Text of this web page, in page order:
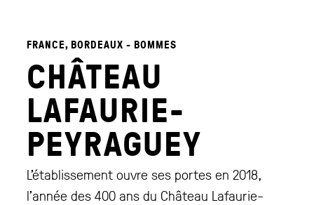
FRANCE, BORDEAUX - BOMMES
CHÂTEAU
LAFAURIE-
PEYRAGUEY
L’établissement ouvre ses portes en 2018,
l’année des 400 ans du Château Lafaurie-